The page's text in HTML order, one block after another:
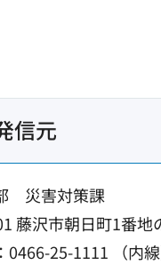
信元
災害対策課
藤沢市朝日町1番
0466-25-1111 （内